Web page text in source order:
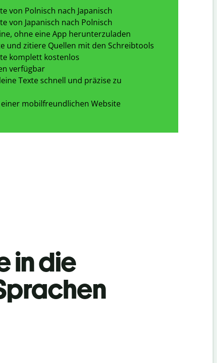
von Polnisch nach Japanisch
von Japanisch nach Polnisch
ohne eine App herunterzuladen
und zitiere Quellen mit den Schreibtools
komplett kostenlos
verfügbar
Texte schnell und präzise zu
mobilfreundlichen Website
in die